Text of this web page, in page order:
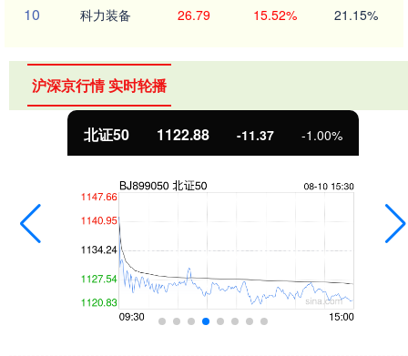
10 科力装备 26.79 15.52% 21.15%
沪深京行情 实时轮播
北证50 1122.88 -11.37 -1.00%